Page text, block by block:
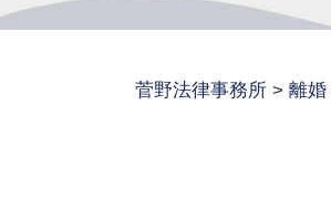
菅野法律事務所 > 離婚